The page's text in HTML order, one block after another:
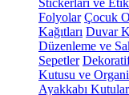
Stickerları ve
Folyolar Çocuk
Kağıtları Duvar
Düzenleme ve
Sepetler
Kutusu ve
Ayakkabı